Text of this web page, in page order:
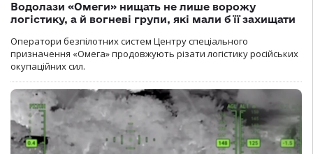
Водолази «Омеги» нищать не лише ворожу
логістику, а й вогневі групи, які мали б її захищати
Оператори безпілотних систем Центру спеціального
призначення «Омега» продовжують різати логістику російських
окупаційних сил.